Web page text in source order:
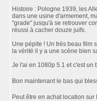
Histoire : Pologne 1939, les
dans une usine d'armement,
"grade" jusqu'à se retrouver
réussi à cacher douze juifs.
Une pépite ! Un très beau film
la vérité il y a une scène bien
Je l'ai en 1080p 5.1 et c'est
Bon maintenant le bas qui
Peut être en achat location